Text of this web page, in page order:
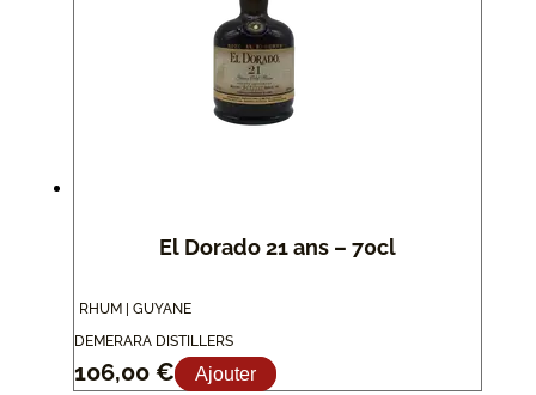
El Dorado 21 ans – 70cl
RHUM | GUYANE
DEMERARA DISTILLERS
106,00 € Ajouter